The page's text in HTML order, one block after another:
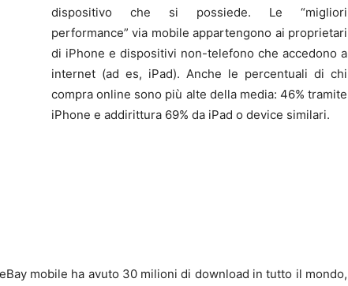
dispositivo che si possiede. Le “migliori
performance” via mobile appartengono ai proprietari
di iPhone e dispositivi non-telefono che accedono a
internet (ad es, iPad). Anche le percentuali di chi
compra online sono più alte della media: 46% tramite
iPhone e addirittura 69% da iPad o device similari.
mobile ha avuto 30 milioni di download in tutto il mondo,